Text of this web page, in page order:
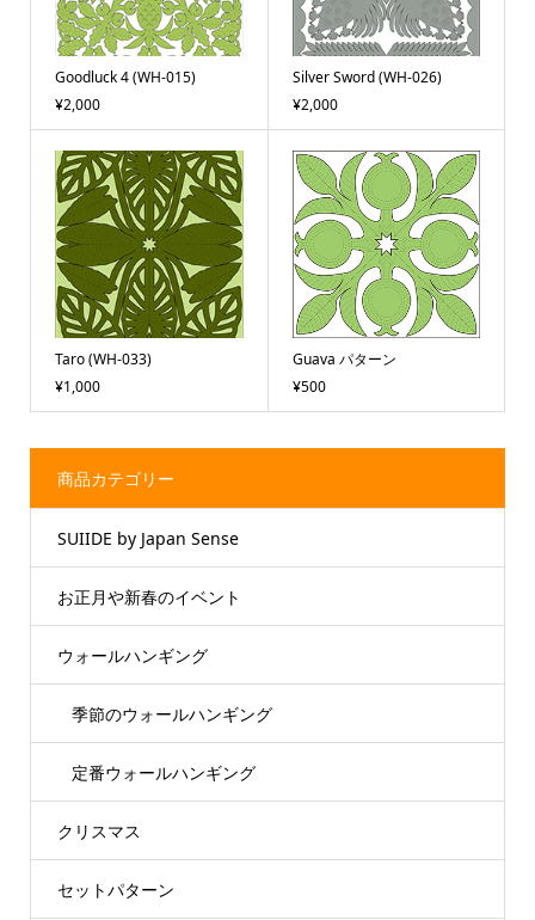
Goodluck 4 (WH-015)
¥2,000
Silver Sword (WH-026)
¥2,000
Taro (WH-033)
¥1,000
Guava パターン
¥500
商品カテゴリー
SUIIDE by Japan Sense
お正月や新春のイベント
ウォールハンギング
季節のウォールハンギング
定番ウォールハンギング
クリスマス
セットパターン